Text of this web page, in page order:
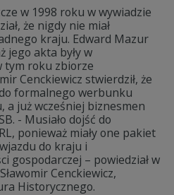
w 1998 roku w wywiadzie
że nigdy nie miał
kraju. Edward Mazur
jego akta były w
tym roku zbiorze
Cenckiewicz stwierdził, że
formalnego werbunku
a już wcześniej biznesmen
- Musiało dojść do
ponieważ miały one pakiet
do kraju i
gospodarczej – powiedział w
Cenckiewicz,
Historycznego.